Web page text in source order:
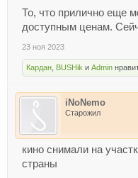
То, что прилично еще
доступным ценам.
23 ноя 2023
Кардан BUSHik и Admin
iNoNemo
Старожил
кино снимали на
страны